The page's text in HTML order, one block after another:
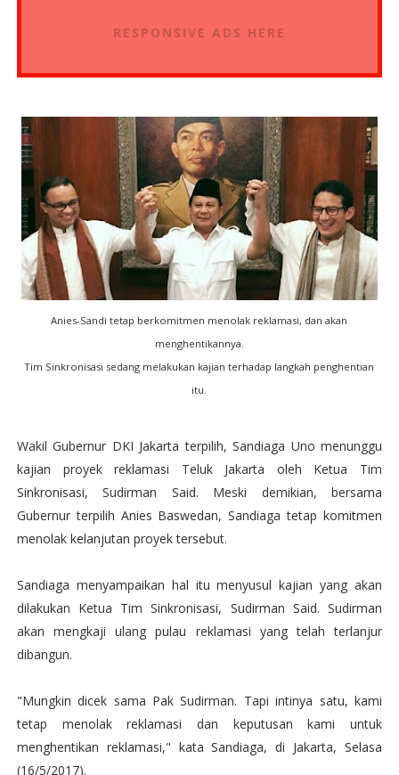
RESPONSIVE ADS HERE
Anies-Sandi tetap berkomitmen menolak reklamasi, dan akan
menghentikannya.
Tim Sinkronisasi sedang melakukan kajian terhadap langkah penghentian
itu.
Wakil Gubernur DKI Jakarta terpilih, Sandiaga Uno menunggu
kajian proyek reklamasi Teluk Jakarta oleh Ketua Tim
Sinkronisasi, Sudirman Said. Meski demikian, bersama
Gubernur terpilih Anies Baswedan, Sandiaga tetap komitmen
menolak kelanjutan proyek tersebut.
Sandiaga menyampaikan hal itu menyusul kajian yang akan
dilakukan Ketua Tim Sinkronisasi, Sudirman Said. Sudirman
akan mengkaji ulang pulau reklamasi yang telah terlanjur
dibangun.
"Mungkin dicek sama Pak Sudirman. Tapi intinya satu, kami
tetap menolak reklamasi dan keputusan kami untuk
menghentikan reklamasi," kata Sandiaga, di Jakarta, Selasa
(16/5/2017).